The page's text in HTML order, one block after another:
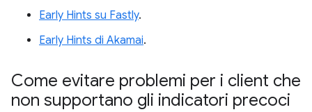
Early Hints su Fastly.
Early Hints di Akamai.
Come evitare problemi per i client che
non supportano gli indicatori precoci